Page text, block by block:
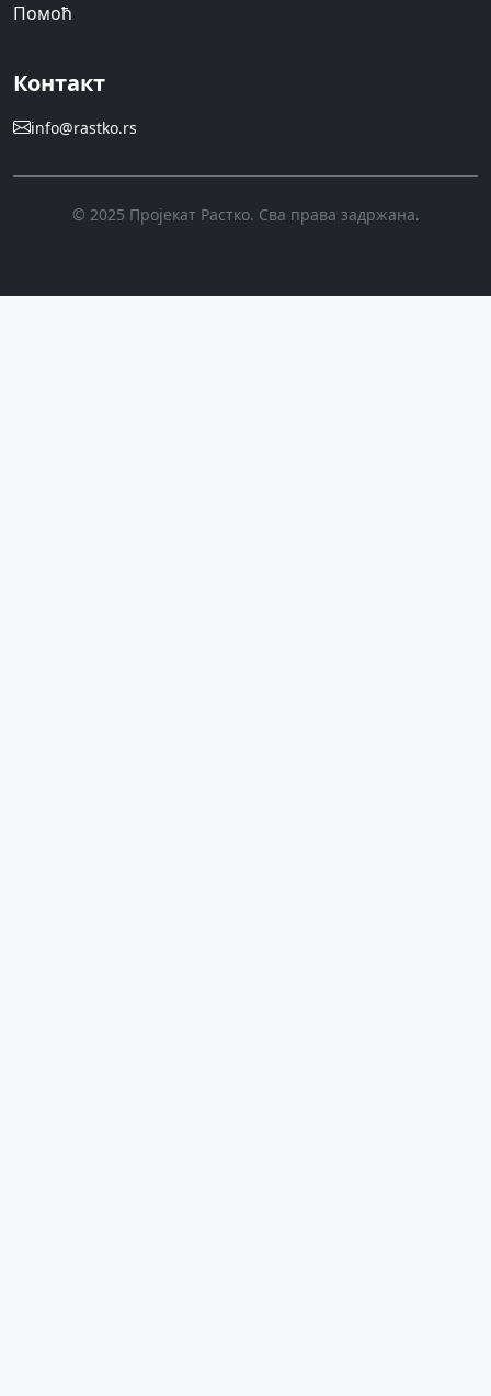
Помоћ
Контакт
info@rastko.rs
© 2025 Пројекат Растко. Сва права задржана.